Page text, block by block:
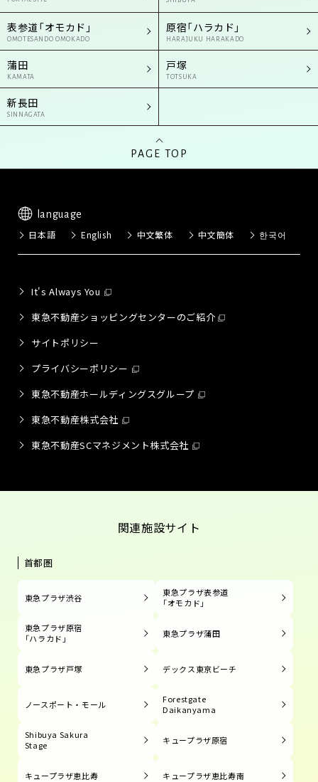
表参道「オモカド」
OMOTESANDO OMOKADO
原宿「ハラカド」
HARAJUKU HARAKADO
蒲田
KAMATA
戸塚
TOTSUKA
新長田
SINNAGATA
PAGE TOP
language
日本語 English 中文繁体 中文簡体 한국어
It's Always You
東急不動産ショッピングセンターのご紹介
サイトポリシー
プライバシーポリシー
東急不動産ホールディングスグループ
東急不動産株式会社
東急不動産SCマネジメント株式会社
関連施設サイト
首都圏
東急プラザ渋谷
東急プラザ表参道
「オモカド」
東急プラザ原宿
「ハラカド」
東急プラザ蒲田
東急プラザ戸塚 デックス東京ビーチ
ノースポート・モール
Forestgate
Daikanyama
Shibuya Sakura
Stage
キュープラザ原宿
キュープラザ恵比寿 キュープラザ恵比寿南